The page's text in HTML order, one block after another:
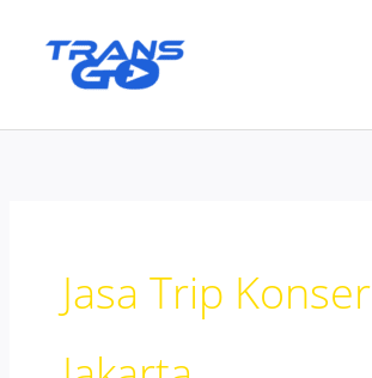
Jasa Trip Konser